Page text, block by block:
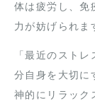
体は疲労し、免
力が妨げられま
「最近のスト
分自身を大切に
神的にリラック